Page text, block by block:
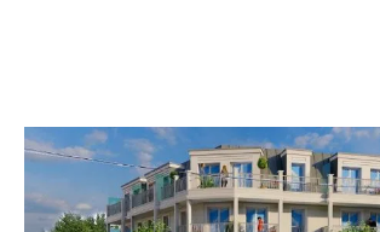
STE GENEVIEVE DES BOIS 91
, 2 pièces
Ref : 24324